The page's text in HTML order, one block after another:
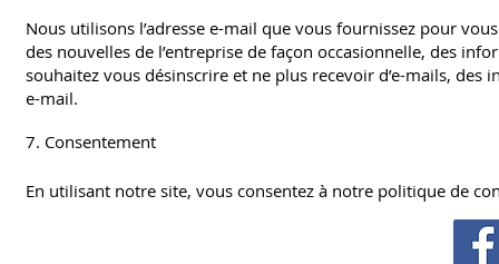
Nous utilisons l’adresse e-mail que vous fournissez pour
des nouvelles de l’entreprise de façon occasionnelle, des
souhaitez vous désinscrire et ne plus recevoir d’e-mails,
e-mail.
7. Consentement
En utilisant notre site, vous consentez à notre politique de